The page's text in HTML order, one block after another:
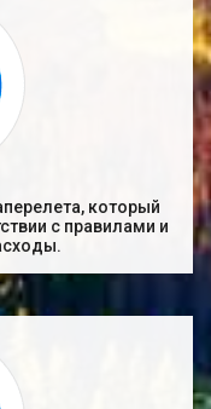
который
с правилами и